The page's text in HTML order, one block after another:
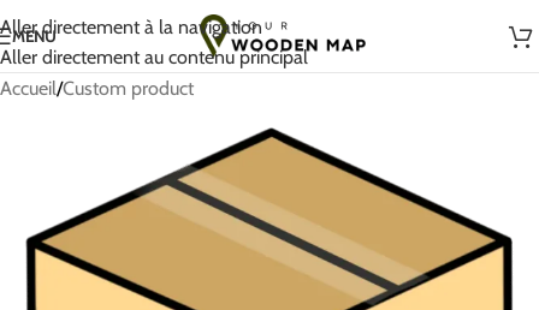
Aller directement à la navigation
Aller directement au contenu principal
Fait à la main avec amour en Lituanie
MENU
Accueil/Custom product